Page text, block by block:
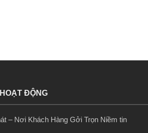
ĐỘNG
– Nơi Khách Hàng Gởi Trọn Niềm tin